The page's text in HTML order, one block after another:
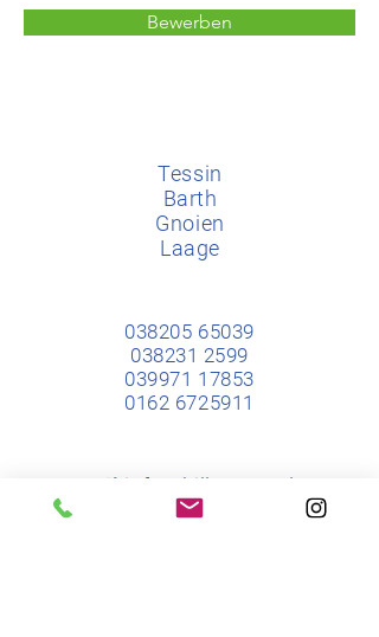
Bewerben
​​Tessin
Barth
Gnoien
Laage
​​038205 65039
038231 2599
039971 17853
0162 6725911
Mail info@hillmer-ot.de